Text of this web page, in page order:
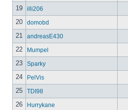
19 illi206
20 domobd
21 andreasE430
22 Mumpel
23 Sparky
24 PelVis
25 TDI98
26 Hurrykane